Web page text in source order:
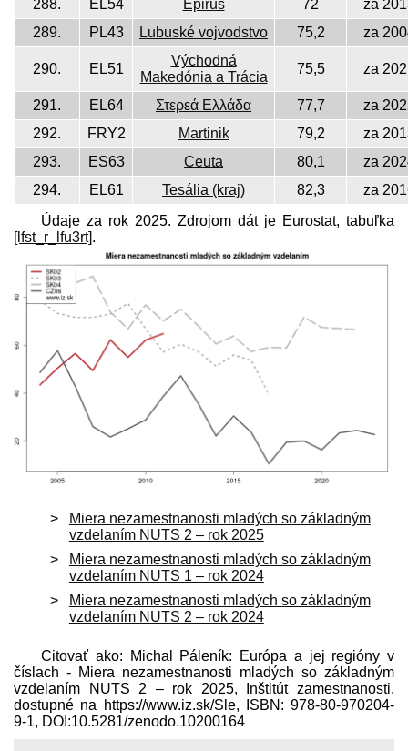
288. EL54 Epirus 72
za
289.
PL43 Lubuské vojvodstvo 75,2 za
290. EL51
Východná
Makedónia a Trácia
75,5 za
291. EL64 Στερεά Ελλάδα 77,7
za
292.
FRY2 Martinik 79,2
za
293.
ES63 Ceuta 80,1
za
294.
EL61 Tesália (kraj) 82,3
za
Údaje za rok 2025. Zdrojom dát je Eurostat, tabuľka
[lfst_r_lfu3rt] .
Miera nezamestnanosti mladých so základným
vzdelaním NUTS 2 – rok 2025
Miera nezamestnanosti mladých so základným
vzdelaním NUTS 1 – rok 2024
Miera nezamestnanosti mladých so základným
vzdelaním NUTS 2 – rok 2024
Citovať ako: Michal Páleník: Európa a jej regióny v
číslach - Miera nezamestnanosti mladých so základným
vzdelaním NUTS 2 – rok 2025, Inštitút zamestnanosti,
dostupné na https://www.iz.sk/​Sle, ISBN: 978-80-970204-
9-1, DOI:10.5281/zenodo.10200164